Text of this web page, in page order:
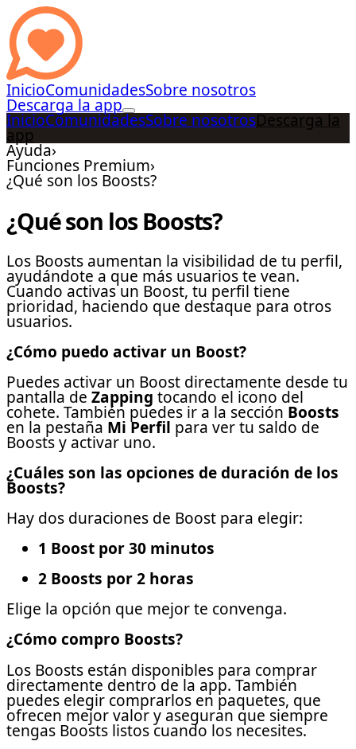
InicioComunidadesSobre nosotros
Descarga la app
InicioComunidadesSobre nosotrosDescarga la
app
Ayuda›
Funciones Premium›
¿Qué son los Boosts?
¿Qué son los Boosts?
Los Boosts aumentan la visibilidad de tu perfil,
ayudándote a que más usuarios te vean.
Cuando activas un Boost, tu perfil tiene
prioridad, haciendo que destaque para otros
usuarios.
¿Cómo puedo activar un Boost?
Puedes activar un Boost directamente desde tu
pantalla de Zapping tocando el icono del
cohete. También puedes ir a la sección Boosts
en la pestaña Mi Perfil para ver tu saldo de
Boosts y activar uno.
¿Cuáles son las opciones de duración de los
Boosts?
Hay dos duraciones de Boost para elegir:
1 Boost por 30 minutos
2 Boosts por 2 horas
Elige la opción que mejor te convenga.
¿Cómo compro Boosts?
Los Boosts están disponibles para comprar
directamente dentro de la app. También
puedes elegir comprarlos en paquetes, que
ofrecen mejor valor y aseguran que siempre
tengas Boosts listos cuando los necesites.